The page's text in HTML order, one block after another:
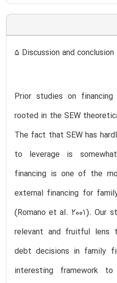
5 Discussion and conclusion
Prior studies on
rooted in the SEW
The fact that SEW has
to leverage is
financing is one of the
external financing for
(Romano et al. 2001). Our
relevant and fruitful lens
debt decisions in family
interesting framework